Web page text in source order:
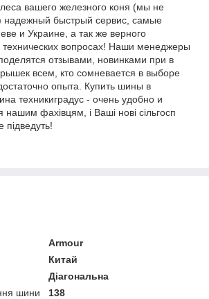
вашего железного коня (мы не
быстрый сервис, самые
и Украине, а так же верного
вопросах! Наши менеджеры
отзывами, новинками при в
всем, кто сомневается в выборе
опыта. Купить шины в
техникиградус - очень удобно и
нашим фахівцям, і Ваші нові сільгосп
Armour
Китай
Діагональна
шини
138